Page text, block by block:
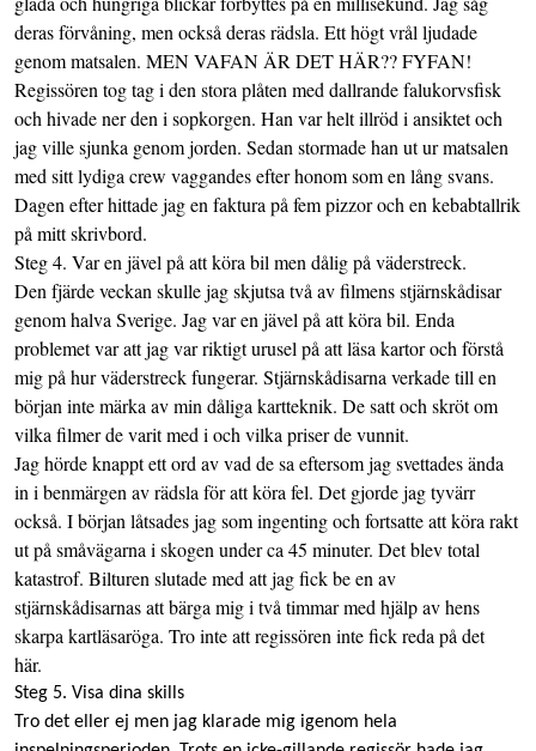
deras förvåning, men också deras rädsla. Ett högt vrål ljudade
genom matsalen. MEN VAFAN ÄR DET HÄR?? FYFAN!
Regissören tog tag i den stora plåten med dallrande falukorvsfisk
och hivade ner den i sopkorgen. Han var helt illröd i ansiktet och
jag ville sjunka genom jorden. Sedan stormade han ut ur matsalen
med sitt lydiga crew vaggandes efter honom som en lång svans.
Dagen efter hittade jag en faktura på fem pizzor och en kebabtallrik
på mitt skrivbord.
Steg 4. Var en jävel på att köra bil men dålig på väderstreck.
Den fjärde veckan skulle jag skjutsa två av filmens stjärnskådisar
genom halva Sverige. Jag var en jävel på att köra bil. Enda
problemet var att jag var riktigt urusel på att läsa kartor och förstå
mig på hur väderstreck fungerar. Stjärnskådisarna verkade till en
början inte märka av min dåliga kartteknik. De satt och skröt om
vilka filmer de varit med i och vilka priser de vunnit.
Jag hörde knappt ett ord av vad de sa eftersom jag svettades ända
in i benmärgen av rädsla för att köra fel. Det gjorde jag tyvärr
också. I början låtsades jag som ingenting och fortsatte att köra rakt
ut på småvägarna i skogen under ca 45 minuter. Det blev total
katastrof. Bilturen slutade med att jag fick be en av
stjärnskådisarnas att bärga mig i två timmar med hjälp av hens
skarpa kartläsaröga. Tro inte att regissören inte fick reda på det
här.
Steg 5. Visa dina skills
Tro det eller ej men jag klarade mig igenom hela